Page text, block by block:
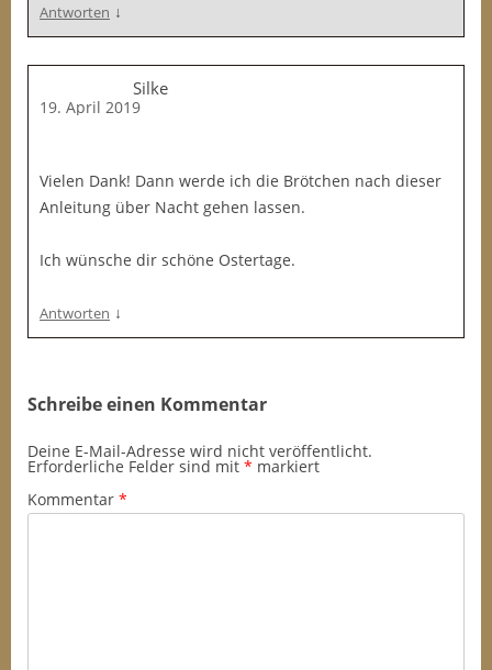
Antworten ↓
Silke
19. April 2019
Vielen Dank! Dann werde ich die Brötchen nach dieser
Anleitung über Nacht gehen lassen.
Ich wünsche dir schöne Ostertage.
Antworten ↓
Schreibe einen Kommentar
Deine E-Mail-Adresse wird nicht veröffentlicht.
Erforderliche Felder sind mit * markiert
Kommentar *